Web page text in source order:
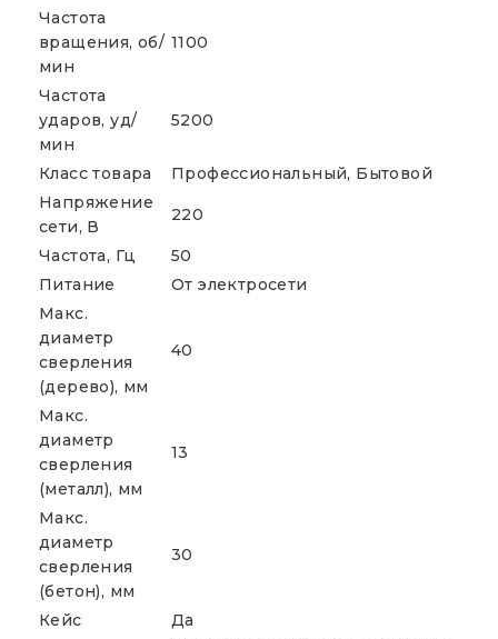
Частота
вращения, об/
мин
1100
Частота
ударов, уд/
мин
5200
Класс товара
Профессиональный, Бытовой
Напряжение
сети, В
220
Частота, Гц
50
Питание
От электросети
Макс.
диаметр
сверления
(дерево), мм
40
Макс.
диаметр
сверления
(металл), мм
13
Макс.
диаметр
сверления
(бетон), мм
30
Кейс Да